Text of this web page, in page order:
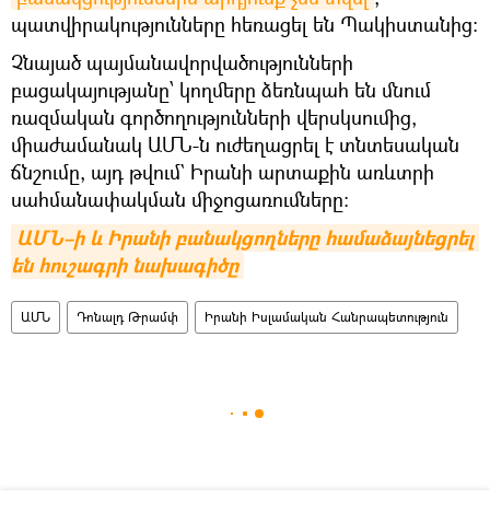
պատվիրակությունները հեռացել են Պակիստանից։
Չնայած պայմանավորվածությունների
բացակայությանը՝ կողմերը ձեռնպահ են մնում
ռազմական գործողությունների վերսկսումից,
միաժամանակ ԱՄՆ-ն ուժեղացրել է տնտեսական
ճնշումը, այդ թվում` Իրանի արտաքին առևտրի
սահմանափակման միջոցառումները:
ԱՄՆ–ի և Իրանի բանակցողները համաձայնեցրել
են հուշագրի նախագիծը
ԱՄՆ Դոնալդ Թրամփ Իրանի Իսլամական Հանրապետություն